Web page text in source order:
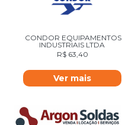
CONDOR EQUIPAMENTOS
INDUSTRIAIS LTDA
R$63,40
Ver mais